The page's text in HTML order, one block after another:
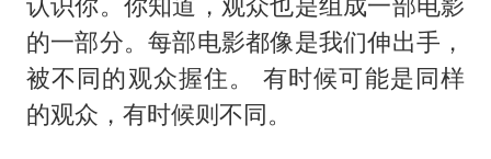
的一部分。每部电影都像是我们伸出手，
被不同的观众握住。 有时候可能是同样
的观众，有时候则不同。